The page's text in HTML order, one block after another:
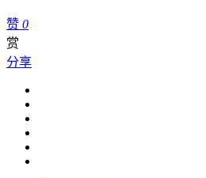
赞 0
赏
分享